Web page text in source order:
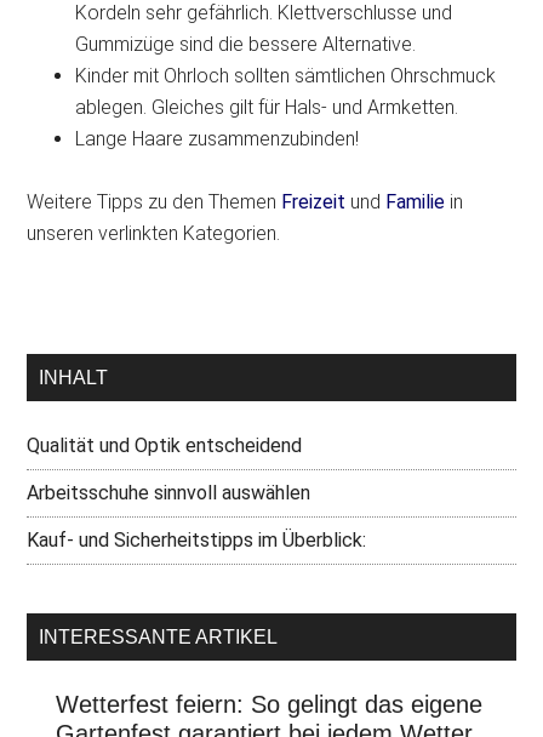
Kordeln sehr gefährlich. Klettverschlusse und
Gummizüge sind die bessere Alternative.
Kinder mit Ohrloch sollten sämtlichen Ohrschmuck
ablegen. Gleiches gilt für Hals- und Armketten.
Lange Haare zusammenzubinden!
Weitere Tipps zu den Themen Freizeit und Familie in
unseren verlinkten Kategorien.
INHALT
Qualität und Optik entscheidend
Arbeitsschuhe sinnvoll auswählen
Kauf- und Sicherheitstipps im Überblick:
INTERESSANTE ARTIKEL
Wetterfest feiern: So gelingt das eigene